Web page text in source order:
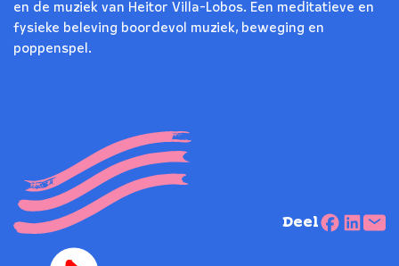
en de muziek van Heitor Villa-Lobos. Een meditatieve en
fysieke beleving boordevol muziek, beweging en
poppenspel.
Deel